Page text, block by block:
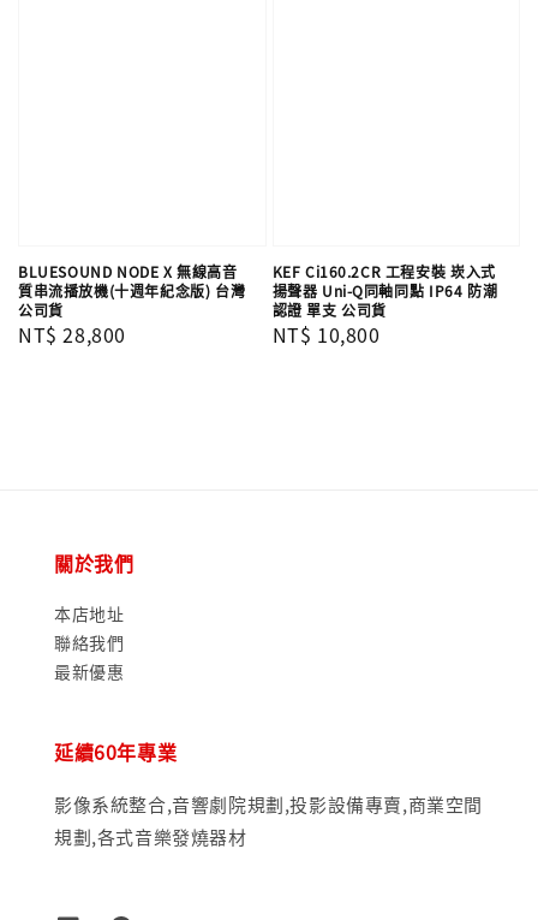
BLUESOUND NODE X 無線高音
質串流播放機(十週年紀念版) 台灣
公司貨
Regular
NT$ 28,800
KEF Ci160.2CR 工程安裝 崁入式
揚聲器 Uni-Q同軸同點 IP64 防潮
認證 單支​​​​​​​ 公司貨
Regular
NT$ 10,800
關於我們
本店地址
聯絡我們
最新優惠
延續60年專業
影像系統整合,音響劇院規劃,投影設備專賣,商業空間
規劃,各式音樂發燒器材